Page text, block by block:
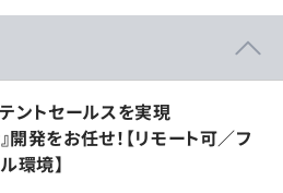
ントセールスを実現
発をお任せ！【リモート可／フ
環境】